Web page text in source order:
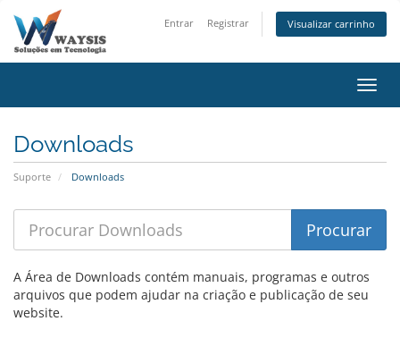
Entrar Registrar Visualizar carrinho
Downloads
Suporte Downloads
A Área de Downloads contém manuais, programas e outros
arquivos que podem ajudar na criação e publicação de seu
website.